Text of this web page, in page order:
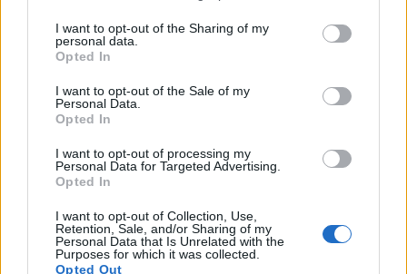
not limited to your visit or usage behaviour. You may click to
grant or deny consent to Google and its third-party tags to
use your data for below specified purposes in below Google
consent section.
I want to opt-out of the Sharing of my
personal data.
Opted In
I want to opt-out of the Sale of my
Personal Data.
Opted In
I want to opt-out of processing my
Personal Data for Targeted Advertising.
Opted In
I want to opt-out of Collection, Use,
Retention, Sale, and/or Sharing of my
Personal Data that Is Unrelated with the
Purposes for which it was collected.
Opted Out
боротьби з раком.
Покращення здоров'я
травлення
Червонокачанна капуста чудово впливає на
здоров'я травлення, оскільки вона багата на
клітковину. Її вживання може дійсно допомогти
вашому кишківнику. Вона містить як розчинну,
так і нерозчинну клітковину, яка є ключовою для
регулярного випорожнення кишечника.